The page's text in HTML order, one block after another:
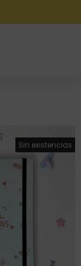
¡Oferta!
Sin existencias